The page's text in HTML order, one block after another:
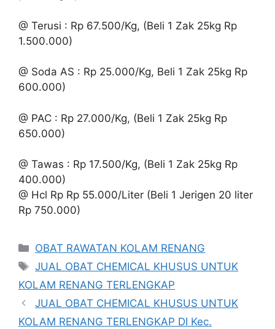
@ Terusi : Rp 67.500/Kg, (Beli 1 Zak 25kg Rp
1.500.000)
@ Soda AS : Rp 25.000/Kg, Beli 1 Zak 25kg Rp
600.000)
@ PAC : Rp 27.000/Kg, (Beli 1 Zak 25kg Rp
650.000)
@ Tawas : Rp 17.500/Kg, (Beli 1 Zak 25kg Rp
400.000)
@ Hcl Rp Rp 55.000/Liter (Beli 1 Jerigen 20 liter
Rp 750.000)
Kategori
OBAT RAWATAN KOLAM RENANG
Tag
JUAL OBAT CHEMICAL KHUSUS UNTUK
KOLAM RENANG TERLENGKAP
JUAL OBAT CHEMICAL KHUSUS UNTUK
KOLAM RENANG TERLENGKAP DI Kec.